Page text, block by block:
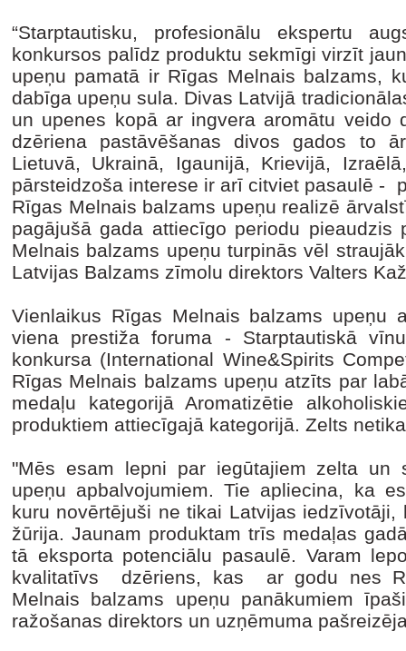
“Starptautisku, profesionālu ekspertu
konkursos palīdz produktu sekmīgi virzīt
upeņu pamatā ir Rīgas Melnais balzams,
dabīga upeņu sula. Divas Latvijā
un upenes kopā ar ingvera aromātu veido
dzēriena pastāvēšanas divos gados to
Lietuvā, Ukrainā, Igaunijā, Krievijā,
pārsteidzoša interese ir arī citviet pasaulē -
Rīgas Melnais balzams upeņu realizē
pagājušā gada attiecīgo periodu
Melnais balzams upeņu turpinās vēl
Latvijas Balzams zīmolu direktors Valters
Vienlaikus Rīgas Melnais balzams upeņu
viena prestiža foruma - Starptautiskā
konkursa (International Wine&Spirits
Rīgas Melnais balzams upeņu atzīts par
medaļu kategorijā Aromatizētie
produktiem attiecīgajā kategorijā. Zelts
"Mēs esam lepni par iegūtajiem zelta un
upeņu apbalvojumiem. Tie apliecina, ka
kuru novērtējuši ne tikai Latvijas
žūrija. Jaunam produktam trīs medaļas
tā eksporta potenciālu pasaulē. Varam
kvalitatīvs dzēriens, kas ar godu nes
Melnais balzams upeņu panākumiem
ražošanas direktors un uzņēmuma